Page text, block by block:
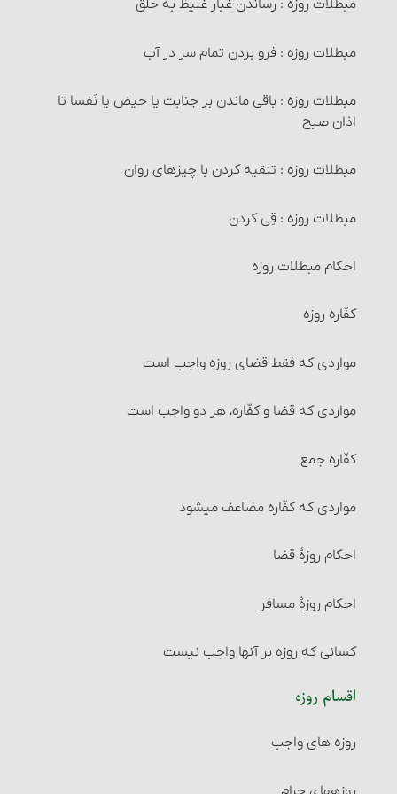
پرداخت خمس و حکم آن‏
معادن
گنج
مال حلال مخلوط به حرام‏
غنائم جنگی
زمینی که کافر ذمّی از مسلمان بخرد
احکام تصرّف در مالی که خمس آن‌را نداده‏اند
مصرف خمس
احکام جابجایی خمس
انفال
زکات
آنچه زکات به آن تعلق می‎گیرد‏
شرایط واجب شدن زکات‏
زکات شتر، گاو و گوسفند
مبطلات روزه : رساندن غبار غلیظ به حلق‏
مبطلات روزه : فرو بردن تمام سر در آب
مبطلات روزه : باقی ماندن بر جنابت یا حیض یا نَفسا تا
اذان صبح
مبطلات روزه : تنقیه کردن با چیزهای روان
مبطلات روزه : قِی کردن‏
احکام مبطلات روزه
کفّاره روزه
مواردی که فقط قضای روزه واجب است
مواردی که قضا و کفّاره، هر دو واجب است
کفّاره جمع
مواردی که کفّاره مضاعف می‏شود
احکام روزۀ قضا
احکام روزۀ مسافر
کسانی که روزه بر آنها واجب نیست
اقسام روزه
روزه‏ های واجب